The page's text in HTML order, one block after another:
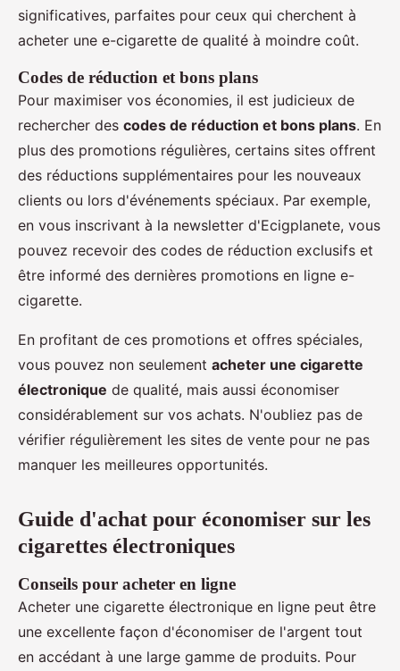
significatives, parfaites pour ceux qui cherchent à
acheter une e-cigarette de qualité à moindre coût.
Codes de réduction et bons plans
Pour maximiser vos économies, il est judicieux de
rechercher des codes de réduction et bons plans. En
plus des promotions régulières, certains sites offrent
des réductions supplémentaires pour les nouveaux
clients ou lors d'événements spéciaux. Par exemple,
en vous inscrivant à la newsletter d'Ecigplanete, vous
pouvez recevoir des codes de réduction exclusifs et
être informé des dernières promotions en ligne e-
cigarette.
En profitant de ces promotions et offres spéciales,
vous pouvez non seulement acheter une cigarette
électronique de qualité, mais aussi économiser
considérablement sur vos achats. N'oubliez pas de
vérifier régulièrement les sites de vente pour ne pas
manquer les meilleures opportunités.
Guide d'achat pour économiser sur les
cigarettes électroniques
Conseils pour acheter en ligne
Acheter une cigarette électronique en ligne peut être
une excellente façon d'économiser de l'argent tout
en accédant à une large gamme de produits. Pour